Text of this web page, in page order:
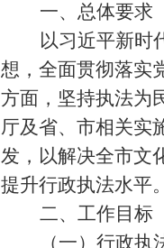
一、 总体要求
以习近平新时
想，全面贯彻落实
方面，坚持执法为
厅及省、市相关实
发，以解决全市文
提升行政执法水平。
二、工作目标
（一）行政